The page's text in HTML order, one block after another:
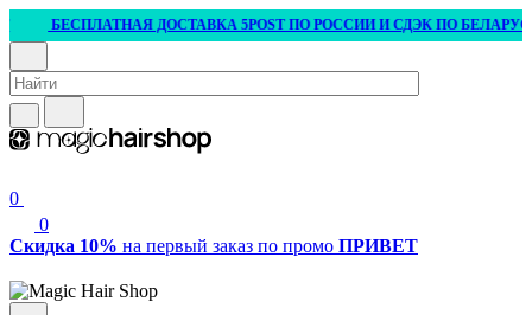
БЕСПЛАТНАЯ ДОСТАВКА 5POST ПО РОССИИ И СДЭК ПО БЕЛАРУСИ ОТ
0
0
Скидка 10% на первый заказ по промо ПРИВЕТ